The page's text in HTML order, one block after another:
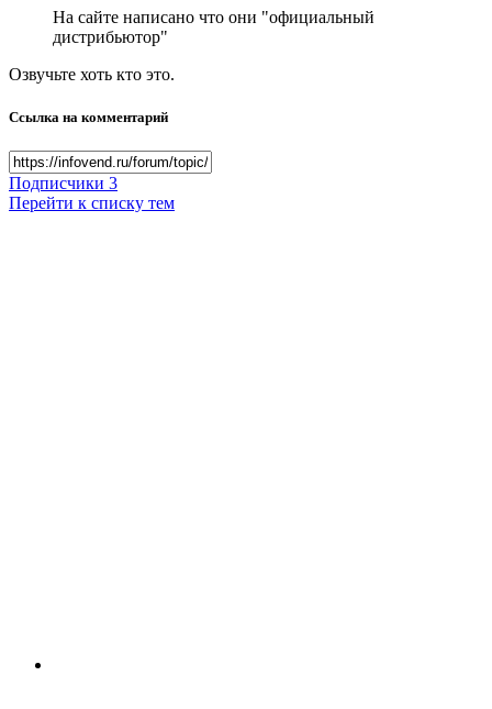
На сайте написано что они "официальный
дистрибьютор"
Озвучьте хоть кто это.
Ссылка на комментарий
Подписчики 3
Перейти к списку тем